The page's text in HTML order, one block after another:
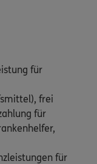
für
frei
für
für